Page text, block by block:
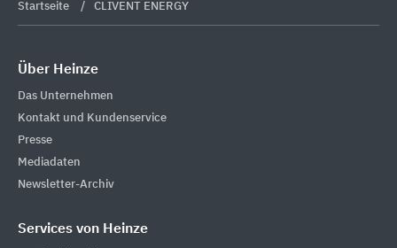
Startseite CLIVENT ENERGY
Über Heinze
Das Unternehmen
Kontakt und Kundenservice
Presse
Mediadaten
Newsletter-Archiv
Services von Heinze